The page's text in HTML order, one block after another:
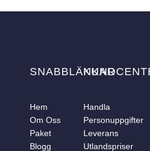
SNABBLÄNKAR
Hem
Om Oss
Paket
Blogg
Handla
Personuppgifter
Leverans
Utlandspriser